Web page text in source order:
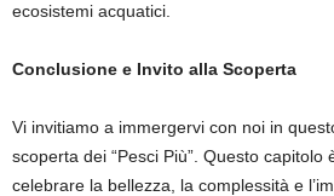
ecosistemi acquatici.
Conclusione e Invito alla Scoperta
Vi invitiamo a immergervi con noi in
scoperta dei “Pesci Più”. Questo capitolo
celebrare la bellezza, la complessità e